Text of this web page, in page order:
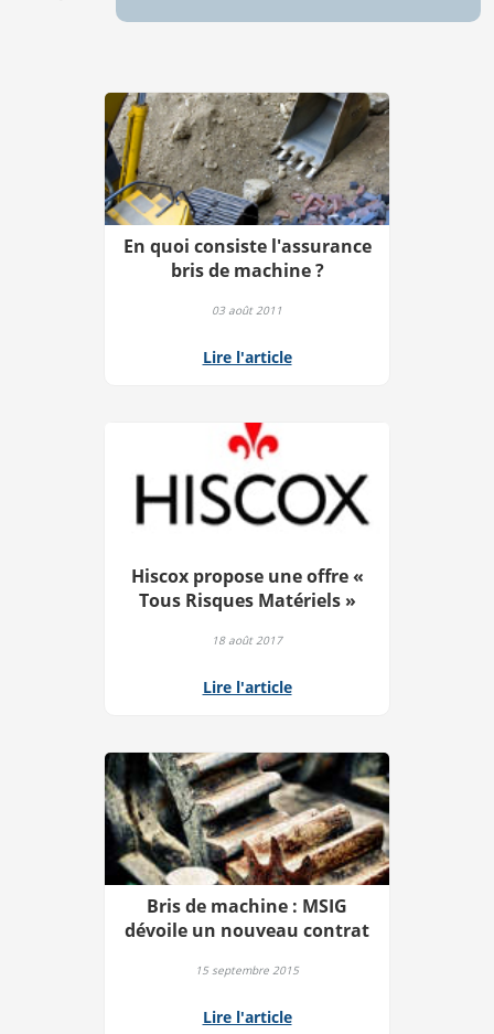
En quoi consiste l'assurance
bris de machine ?
03 août 2011
Lire l'article
Hiscox propose une offre «
Tous Risques Matériels »
18 août 2017
Lire l'article
Bris de machine : MSIG
dévoile un nouveau contrat
15 septembre 2015
Lire l'article